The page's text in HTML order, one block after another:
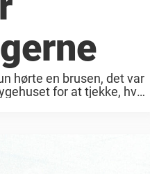
hørte en brusen, det var
for at tjekke, hvad